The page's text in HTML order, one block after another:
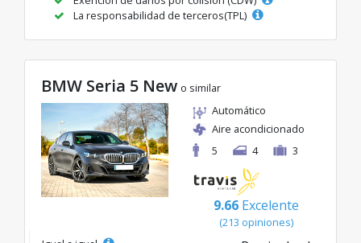
La responsabilidad de terceros(TPL)
BMW Seria 5 New o similar
Automático
Aire acondicionado
5
4 3
9.66 Excelente
(213 opiniones)